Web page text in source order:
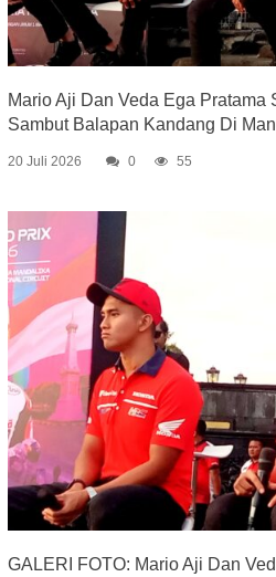
Mario Aji Dan Veda Ega Pratama
Sambut Balapan Kandang Di
20 Juli 2026 0 55
GALERI FOTO: Mario Aji Dan